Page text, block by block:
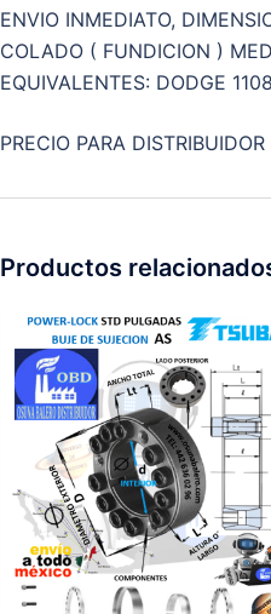
ENVIO INMEDIATO,
COLADO ( FUNDICION )
EQUIVALENTES: DODGE
PRECIO PARA
Productos